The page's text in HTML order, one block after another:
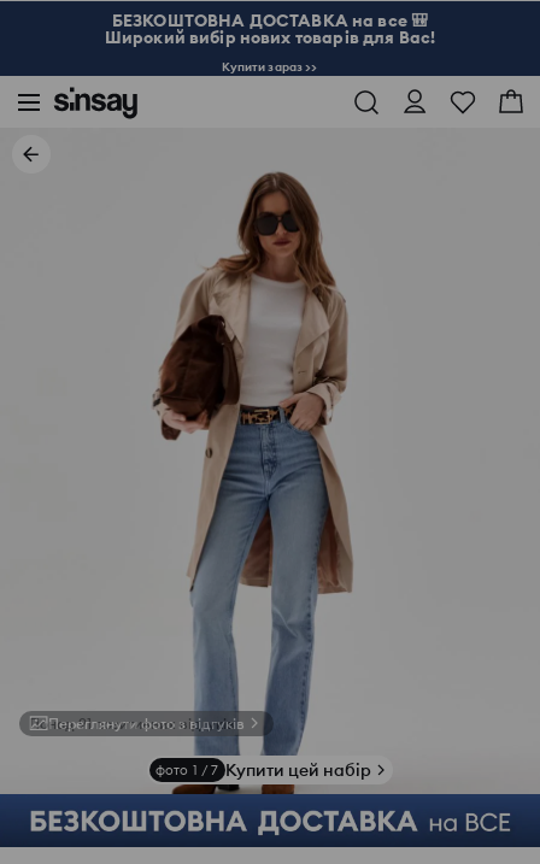
БЕЗКОШТОВНА ДОСТАВКА на все 🎒
Широкий вибір нових товарів для Вас!
Купити зараз >>
Переглянути фото з відгуків
фото 1 / 7 Купити цей набір